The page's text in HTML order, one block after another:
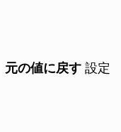
元の値に戻す 設定